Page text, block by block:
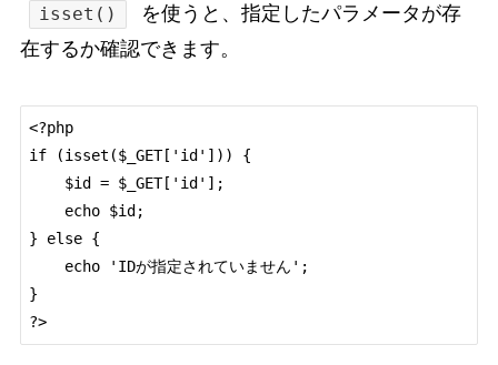
isset()
を使うと、指定したパラメータが存
在するか確認できます。
<?php
if (isset($_GET['id'])) {
} else {
}
?>